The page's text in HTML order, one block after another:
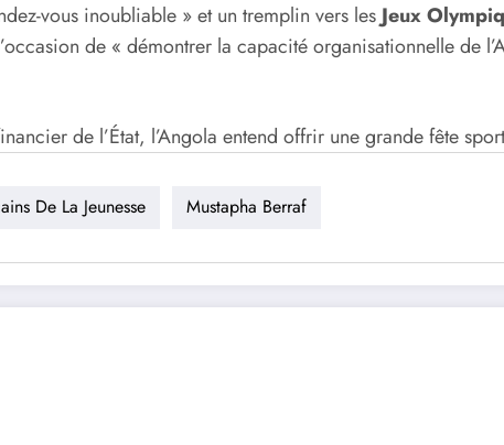
vous inoubliable » et un tremplin vers les Jeux
de « démontrer la capacité organisationnelle de
de l’État, l’Angola entend offrir une grande fête
De La Jeunesse Mustapha Berraf